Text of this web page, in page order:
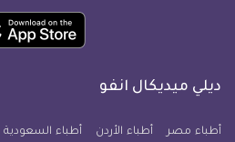
فيسبوكتويتر
ميديكال
يوتيوب
ميديكال
انفو
انفو
حمل
تطبيق
معلومة
ديلي ميديكال انفو
أطباء مصر أطباء الأردن أطباء السعودية